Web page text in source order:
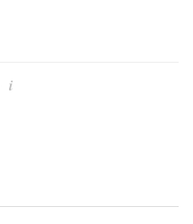
i